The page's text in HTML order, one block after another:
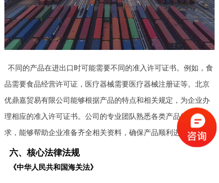
不同的产品在进出口时可能需要不同的准入许可证书。例如，食
品需要食品经营许可证，医疗器械需要医疗器械注册证等。北京
优鼎嘉贸易有限公司能够根据产品的特点和相关规定，为企业办
理相应的准入许可证书。公司的专业团队熟悉各类产品的准入要
求，能够帮助企业准备齐全相关资料，确保产品顺利进入市场。
六、核心法律法规
《中华人民共和国海关法》